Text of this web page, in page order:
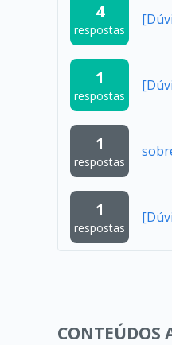
4
respostas
1
respostas
1
respostas
1
respostas
CONTEÚDOS